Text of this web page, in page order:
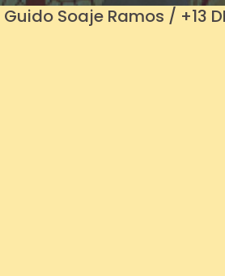
Guido Soaje Ramos / +13